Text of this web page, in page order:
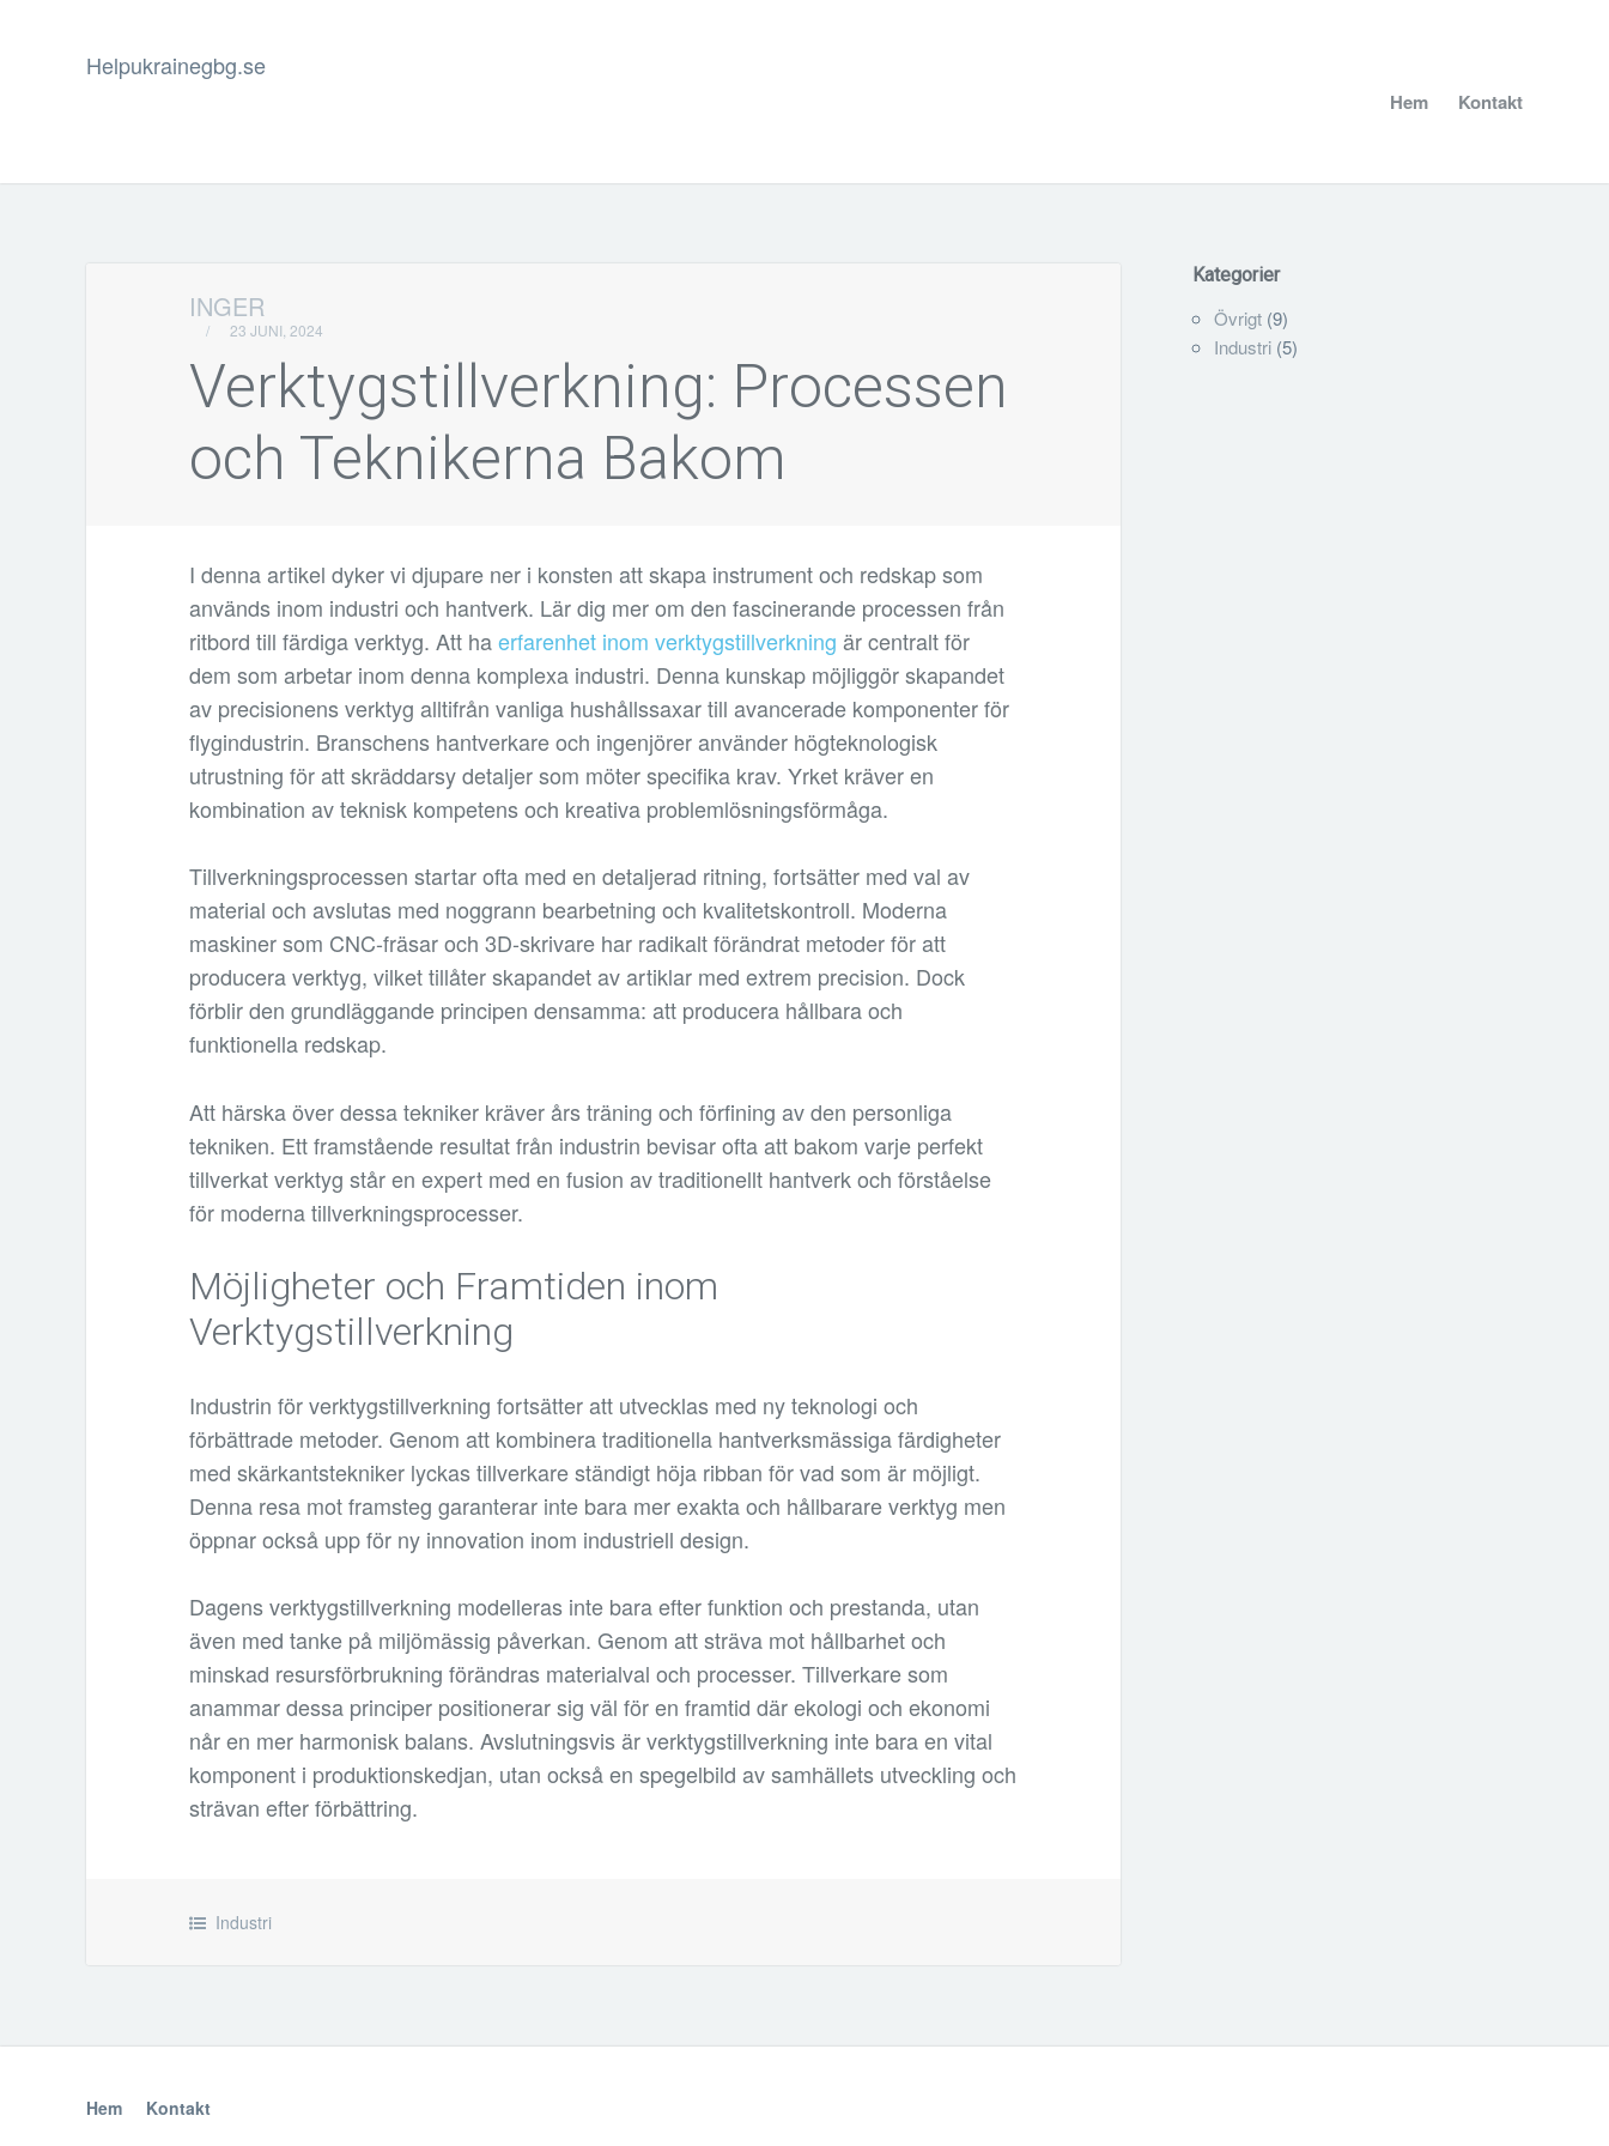
Helpukrainegbg.se
Hem Kontakt
INGER
/ 23 JUNI, 2024
Verktygstillverkning: Processen
och Teknikerna Bakom
I denna artikel dyker vi djupare ner i konsten att skapa instrument och redskap som
används inom industri och hantverk. Lär dig mer om den fascinerande processen från
ritbord till färdiga verktyg. Att haerfarenhet inom verktygstillverkning är centralt för
dem som arbetar inom denna komplexa industri. Denna kunskap möjliggör skapandet
av precisionens verktyg alltifrån vanliga hushållssaxar till avancerade komponenter för
flygindustrin. Branschens hantverkare och ingenjörer använder högteknologisk
utrustning för att skräddarsy detaljer som möter specifika krav. Yrket kräver en
kombination av teknisk kompetens och kreativa problemlösningsförmåga.
Tillverkningsprocessen startar ofta med en detaljerad ritning, fortsätter med val av
material och avslutas med noggrann bearbetning och kvalitetskontroll. Moderna
maskiner som CNC-fräsar och 3D-skrivare har radikalt förändrat metoder för att
producera verktyg, vilket tillåter skapandet av artiklar med extrem precision. Dock
förblir den grundläggande principen densamma: att producera hållbara och
funktionella redskap.
Att härska över dessa tekniker kräver års träning och förfining av den personliga
tekniken. Ett framstående resultat från industrin bevisar ofta att bakom varje perfekt
tillverkat verktyg står en expert med en fusion av traditionellt hantverk och förståelse
för moderna tillverkningsprocesser.
Möjligheter och Framtiden inom
Verktygstillverkning
Industrin för verktygstillverkning fortsätter att utvecklas med ny teknologi och
förbättrade metoder. Genom att kombinera traditionella hantverksmässiga färdigheter
med skärkantstekniker lyckas tillverkare ständigt höja ribban för vad som är möjligt.
Denna resa mot framsteg garanterar inte bara mer exakta och hållbarare verktyg men
öppnar också upp för ny innovation inom industriell design.
Dagens verktygstillverkning modelleras inte bara efter funktion och prestanda, utan
även med tanke på miljömässig påverkan. Genom att sträva mot hållbarhet och
minskad resursförbrukning förändras materialval och processer. Tillverkare som
anammar dessa principer positionerar sig väl för en framtid där ekologi och ekonomi
når en mer harmonisk balans. Avslutningsvis är verktygstillverkning inte bara en vital
komponent i produktionskedjan, utan också en spegelbild av samhällets utveckling och
strävan efter förbättring.
Industri
Kategorier
Övrigt (9)
Industri (5)
Hem Kontakt